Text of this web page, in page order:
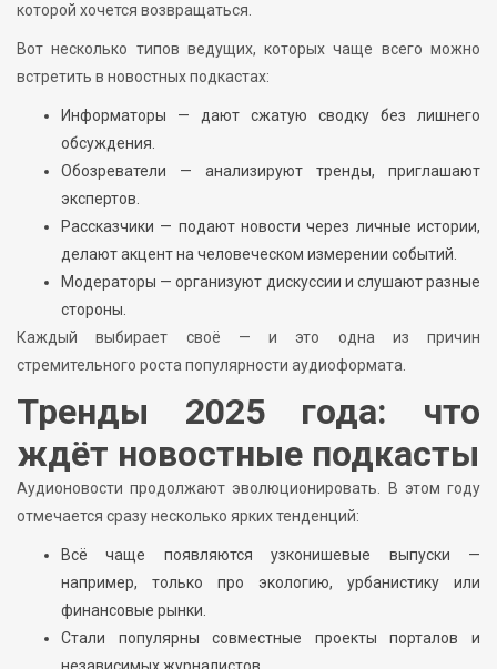
которой хочется возвращаться.
Вот несколько типов ведущих, которых чаще всего можно
встретить в новостных подкастах:
Информаторы — дают сжатую сводку без лишнего
обсуждения.
Обозреватели — анализируют тренды, приглашают
экспертов.
Рассказчики — подают новости через личные истории,
делают акцент на человеческом измерении событий.
Модераторы — организуют дискуссии и слушают разные
стороны.
Каждый выбирает своё — и это одна из причин
стремительного роста популярности аудиоформата.
Тренды 2025 года: что
ждёт новостные подкасты
Аудионовости продолжают эволюционировать. В этом году
отмечается сразу несколько ярких тенденций:
Всё чаще появляются узконишевые выпуски —
например, только про экологию, урбанистику или
финансовые рынки.
Стали популярны совместные проекты порталов и